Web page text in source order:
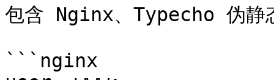
包含 Nginx、Typecho 伪静
```nginx